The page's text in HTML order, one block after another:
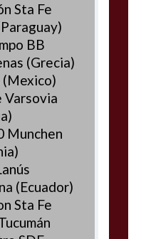
Sta Fe
BB
(Grecia)
(Mexico)
Varsovia
Munchen
(Ecuador)
Sta Fe